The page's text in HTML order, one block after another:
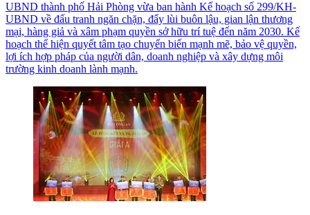
UBND thành phố Hải Phòng vừa ban hành Kế hoạch số 299/KH-
UBND về đấu tranh ngăn chặn, đẩy lùi buôn lậu, gian lận thương
mại, hàng giả và xâm phạm quyền sở hữu trí tuệ đến năm 2030. Kế
hoạch thể hiện quyết tâm tạo chuyển biến mạnh mẽ, bảo vệ quyền,
lợi ích hợp pháp của người dân, doanh nghiệp và xây dựng môi
trường kinh doanh lành mạnh.